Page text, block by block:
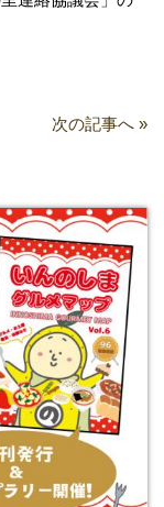
次の記事へ »